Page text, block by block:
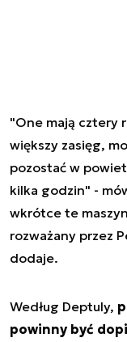
"One mają cztery
większy zasięg,
pozostać w
kilka godzin" -
wkrótce te
rozważany przez
dodaje.
Według Deptuly,
powinny być